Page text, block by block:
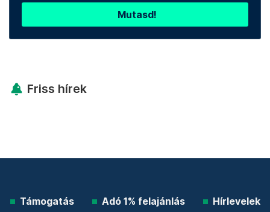
Mutasd!
Friss hírek
Támogatás Adó 1% felajánlás Hírlevelek